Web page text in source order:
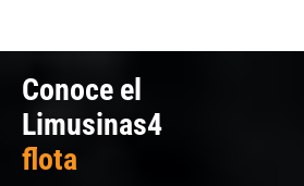
Conoce el
Limusinas4
flota